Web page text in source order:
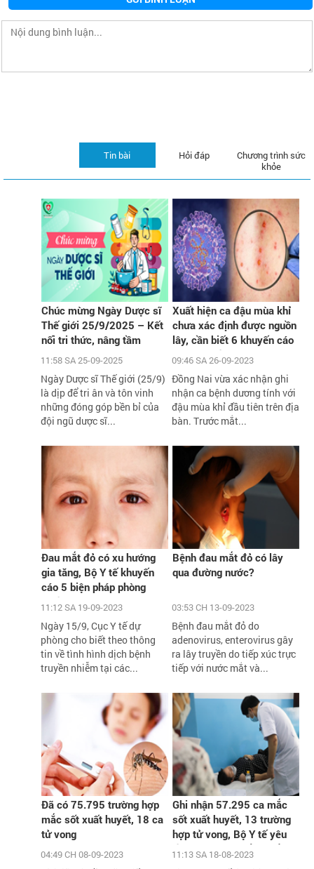
Chương trình sức
khỏe
Hỏi đáp
Tin bài
Chúc mừng Ngày Dược sĩ
Thế giới 25/9/2025 – Kết
nối tri thức, nâng tầm
chăm sóc sức khỏe cộng
11:58 SA 25-09-2025
Ngày Dược sĩ Thế giới (25/9)
là dịp để tri ân và tôn vinh
những đóng góp bền bỉ của
đội ngũ dược sĩ...
Xuất hiện ca đậu mùa khỉ
chưa xác định được nguồn
lây, cần biết 6 khuyến cáo
phòng chống dịch của Bộ Y
09:46 SA 26-09-2023
Đồng Nai vừa xác nhận ghi
nhận ca bệnh dương tính với
đậu mùa khỉ đầu tiên trên địa
bàn. Trước mắt...
Đau mắt đỏ có xu hướng
gia tăng, Bộ Y tế khuyến
cáo 5 biện pháp phòng
chống
11:12 SA 19-09-2023
Ngày 15/9, Cục Y tế dự
phòng cho biết theo thông
tin về tình hình dịch bệnh
truyền nhiễm tại các...
Bệnh đau mắt đỏ có lây
qua đường nước?
03:53 CH 13-09-2023
Bệnh đau mắt đỏ do
adenovirus, enterovirus gây
ra lây truyền do tiếp xúc trực
tiếp với nước mắt và...
Đã có 75.795 trường hợp
mắc sốt xuất huyết, 18 ca
tử vong
04:49 CH 08-09-2023
Ghi nhận 57.295 ca mắc
sốt xuất huyết, 13 trường
hợp tử vong, Bộ Y tế yêu
cầu xử lý triệt để các ổ
11:13 SA 18-08-2023